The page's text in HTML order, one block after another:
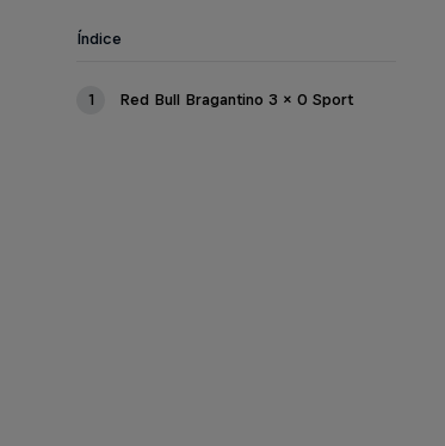
Índice
1 Red Bull Bragantino 3 x 0 Sport